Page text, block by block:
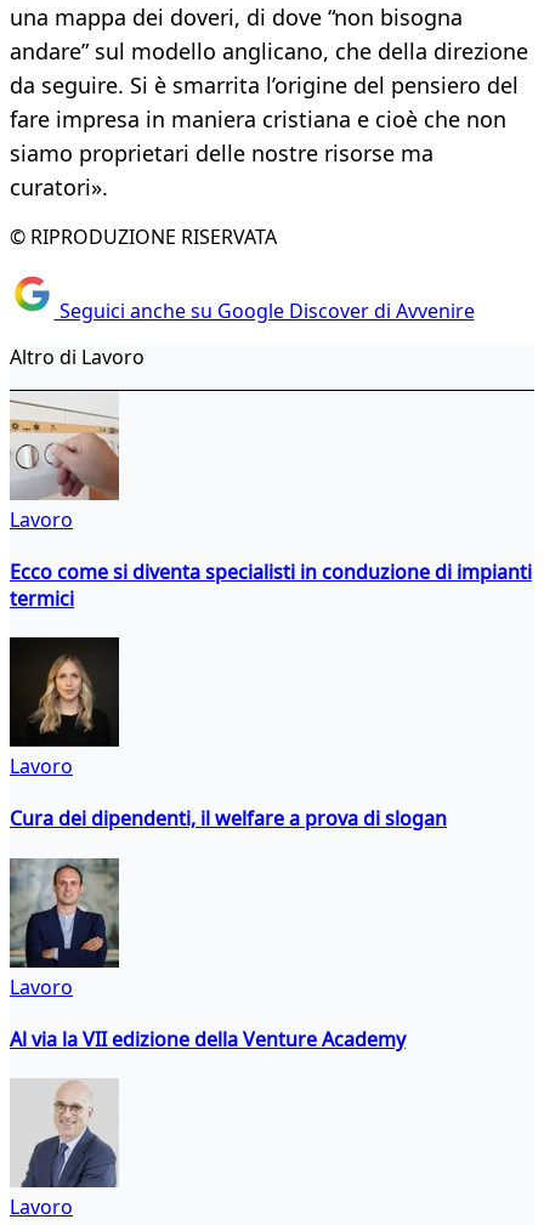
una mappa dei doveri, di dove “non bisogna
andare” sul modello anglicano, che della direzione
da seguire. Si è smarrita l’origine del pensiero del
fare impresa in maniera cristiana e cioè che non
siamo proprietari delle nostre risorse ma
curatori».
© RIPRODUZIONE RISERVATA
Seguici anche su Google Discover di Avvenire
Altro di Lavoro
Lavoro
Ecco come si diventa specialisti in conduzione di impianti
termici
Lavoro
Cura dei dipendenti, il welfare a prova di slogan
Lavoro
Al via la VII edizione della Venture Academy
Lavoro